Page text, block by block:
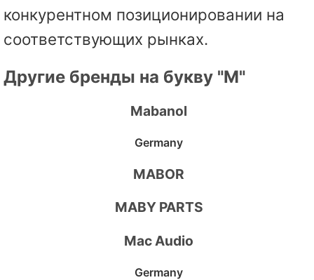
конкурентном позиционировании на
соответствующих рынках.
Другие бренды на букву "M"
Mabanol
Germany
MABOR
MABY PARTS
Mac Audio
Germany